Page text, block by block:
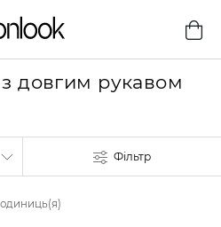
довгим рукавом
Фільтр